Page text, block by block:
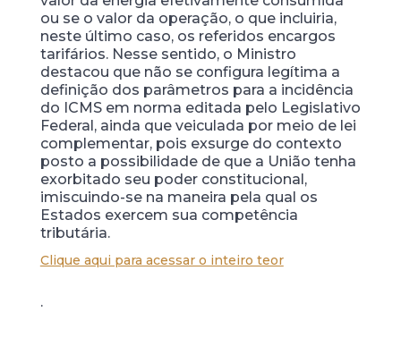
ou se o valor da operação, o que incluiria,
neste último caso, os referidos encargos
tarifários. Nesse sentido, o Ministro
destacou que não se configura legítima a
definição dos parâmetros para a incidência
do ICMS em norma editada pelo Legislativo
Federal, ainda que veiculada por meio de lei
complementar, pois exsurge do contexto
posto a possibilidade de que a União tenha
exorbitado seu poder constitucional,
imiscuindo-se na maneira pela qual os
Estados exercem sua competência
tributária.
Clique aqui para acessar o inteiro teor
.